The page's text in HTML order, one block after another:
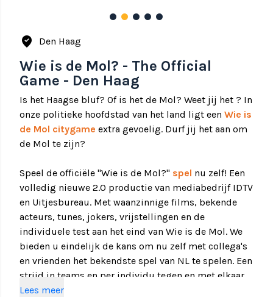
Wie is de Mol? - The Official
Game - Den Haag
Is het Haagse bluf? Of is het de Mol? Weet jij het ? In
onze politieke hoofdstad van het land ligt een Wie is
de Mol citygame extra gevoelig. Durf jij het aan om
de Mol te zijn?
Speel de officiële "Wie is de Mol?" spel nu zelf! Een
volledig nieuwe 2.0 productie van mediabedrijf IDTV
en Uitjesbureau. Met waanzinnige films, bekende
acteurs, tunes, jokers, vrijstellingen en de
individuele test aan het eind van Wie is de Mol. We
bieden u eindelijk de kans om nu zelf met collega's
en vrienden het bekendste spel van NL te spelen. Een
strijd in teams en per individu tegen en met elkaar.
Niemand lijkt te vertrouwen, ook in uw WIDM game
Lees meer
where_to_vote Den Haag